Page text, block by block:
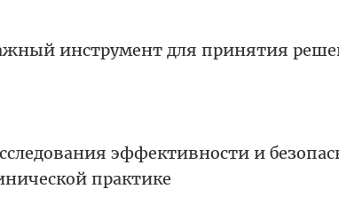
инструмент для принятия
эффективности и
практике